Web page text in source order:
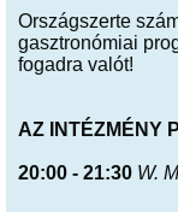
Országszerte
gasztronómiai
fogadra valót!
AZ INTÉZMÉNY
20:00 - 21:30 W.